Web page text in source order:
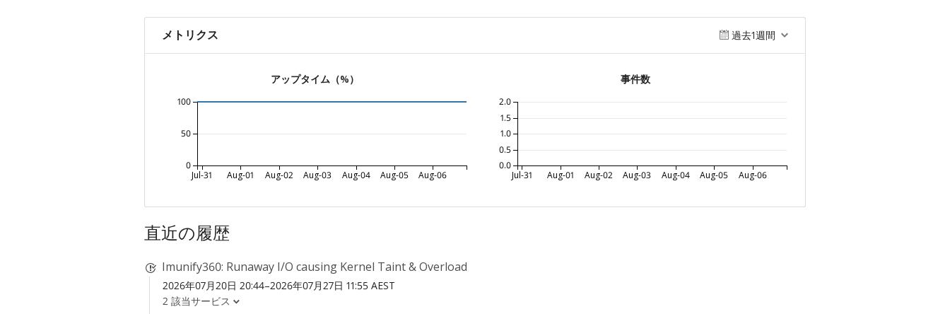
メトリクス 過去1週間
アップタイム（%）
Jul-31 Aug-01 Aug-02 Aug-03 Aug-04 Aug-05 Aug-06
0
50
100
事件数
Jul-31 Aug-01 Aug-02 Aug-03 Aug-04 Aug-05 Aug-06
0.0
0.5
1.0
1.5
2.0
直近の履歴
Imunify360: Runaway I/O causing Kernel Taint & Overload
2026年07月20日 20:44–2026年07月27日 11:55 AEST
2 該当サービス